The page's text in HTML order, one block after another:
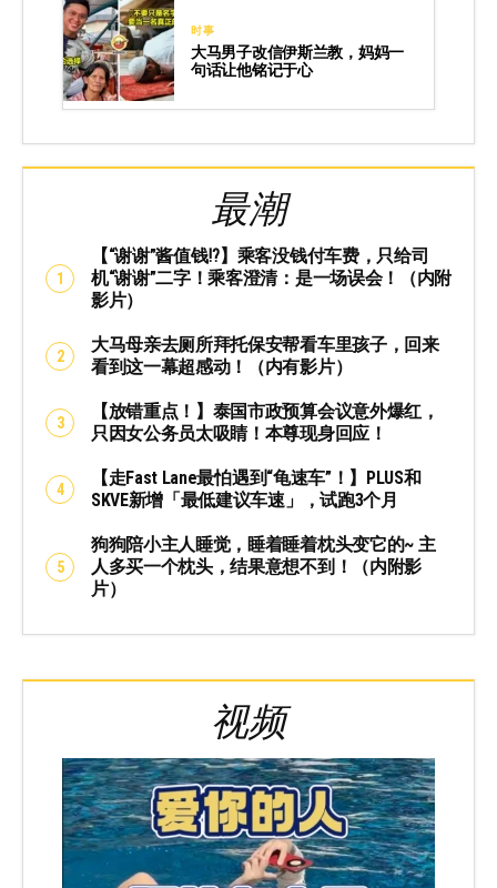
时事
大马男子改信伊斯兰教，妈妈一
句话让他铭记于心
最潮
【“谢谢”酱值钱⁉️】乘客没钱付车费，只给司
机“谢谢”二字！乘客澄清：是一场误会！（内附
影片）
大马母亲去厕所拜托保安帮看车里孩子，回来
看到这一幕超感动！（内有影片）
【放错重点！】泰国市政预算会议意外爆红，
只因女公务员太吸睛！本尊现身回应！
【走Fast Lane最怕遇到“龟速车”！】PLUS和
SKVE新增「最低建议车速」，试跑3个月
狗狗陪小主人睡觉，睡着睡着枕头变它的~ 主
人多买一个枕头，结果意想不到！（内附影
片）
视频